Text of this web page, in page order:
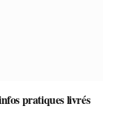
pratiques livrés